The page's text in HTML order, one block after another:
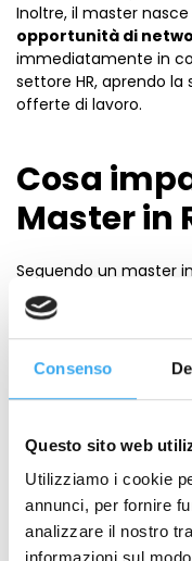
Consenso
Questo sito web
Utilizziamo i cookie
annunci, per fornire
analizzare il nostro
Inoltre, il master
opportunità di
immediatamente in
settore HR, aprendo
offerte di lavoro.
Cosa
Master in
Seguendo un master
set di competenze
HR. Vediamo alcune
programma:
Selezione del
valutare le
esigenze
fondamentale,
crescita e la
Formazione e
piani di